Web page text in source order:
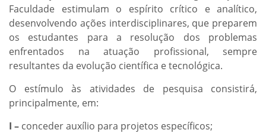
Faculdade estimulam o espírito crítico e analítico,
desenvolvendo ações interdisciplinares, que preparem
os estudantes para a resolução dos problemas
enfrentados na atuação profissional, sempre
resultantes da evolução científica e tecnológica.
O estímulo às atividades de pesquisa consistirá,
principalmente, em:
I – conceder auxílio para projetos específicos;